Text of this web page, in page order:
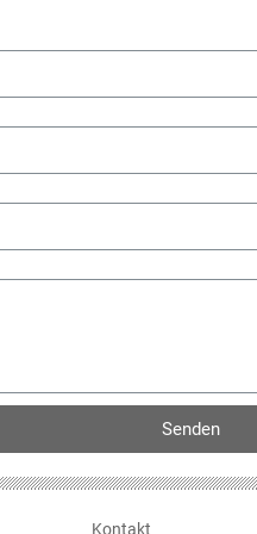
Senden
Kontakt